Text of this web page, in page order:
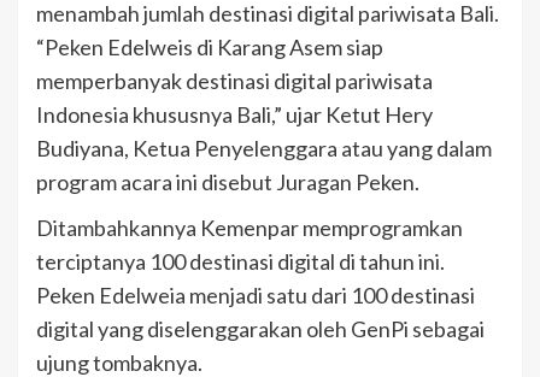
menambah jumlah destinasi digital pariwisata Bali.
“Peken Edelweis di Karang Asem siap
memperbanyak destinasi digital pariwisata
Indonesia khususnya Bali,” ujar Ketut Hery
Budiyana, Ketua Penyelenggara atau yang dalam
program acara ini disebut Juragan Peken.
Ditambahkannya Kemenpar memprogramkan
terciptanya 100 destinasi digital di tahun ini.
Peken Edelweia menjadi satu dari 100 destinasi
digital yang diselenggarakan oleh GenPi sebagai
ujung tombaknya.